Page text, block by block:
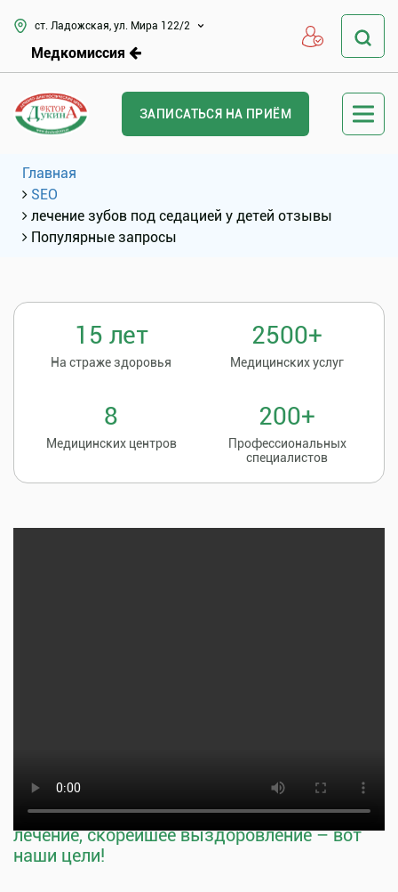
ст. Ладожская, ул. Мира 122/2
Медкомиссия
ЗАПИСАТЬСЯ НА ПРИЁМ
Главная
SEO
лечение зубов под седацией у детей отзывы
Популярные запросы
15 лет
На страже здоровья
2500+
Медицинских услуг
8
Медицинских центров
200+
Профессиональных
специалистов
Тщательная профилактика, качественное
лечение, скорейшее выздоровление – вот
наши цели!